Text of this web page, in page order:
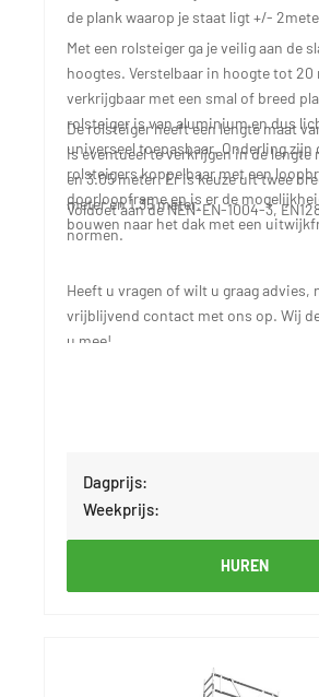
de plank waarop je staat ligt +/-
Met een rolsteiger ga je veilig aan de
hoogtes. Verstelbaar in hoogte tot 20
verkrijgbaar met een smal of breed
rolsteiger is van aluminium en dus
universeel toepasbaar. Onderling
rolsteigers koppelbaar met een
doorloopframe en is er de
bouwen naar het dak met een
De rolsteiger heeft een lengte maat
is eventueel te verkrijgen in de lengte
en 3.05 meter. Er is keuze uit twee
meter en 1.35 meter.
Voldoet aan de NEN-EN-1004-3,
normen.
Heeft u vragen of wilt u graag advies,
vrijblijvend contact met ons op. Wij
u mee!
Dagprijs:
Weekprijs:
HUREN